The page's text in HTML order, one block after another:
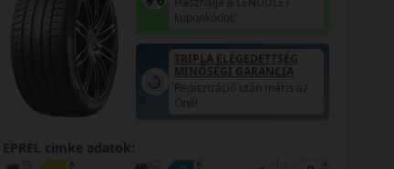
AKÁR 6.000 FT SZERELÉSI
KEDVEZMÉNY!
Használja a LENDÜLET
kuponkódot!
EPREL cimke adatok: